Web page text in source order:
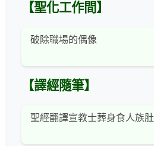
【聖化工作間】
破除職場的偶像
【譯經隨筆】
聖經翻譯宣教士葬身食人族